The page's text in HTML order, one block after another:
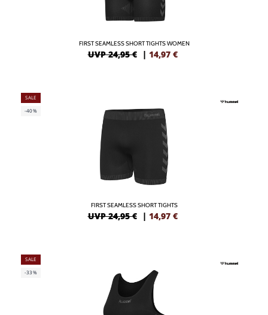
FIRST SEAMLESS SHORT TIGHTS WOMEN
UVP 24,95 € | 14,97 €
SALE
-40%
FIRST SEAMLESS SHORT TIGHTS
UVP 24,95 € | 14,97 €
SALE
-33%